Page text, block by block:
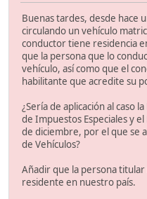
Buenas tardes, desde hace
circulando un vehículo
conductor tiene residencia
que la persona que lo
vehículo, así como que el
habilitante que acredite su
¿Sería de aplicación al caso
de Impuestos Especiales y
de diciembre, por el que se
de Vehículos?
Añadir que la persona
residente en nuestro país.